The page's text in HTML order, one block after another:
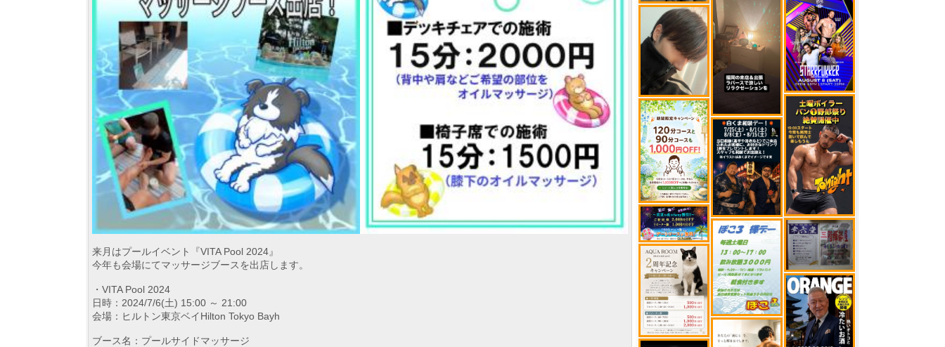
来月はプールイベント『VITA Pool 2024』
今年も会場にてマッサージブースを出店します。
・VITA Pool 2024
日時：2024/7/6(土) 15:00 ～ 21:00
会場：ヒルトン東京ベイHilton Tokyo Bayh
ブース名：プールサイドマッサージ